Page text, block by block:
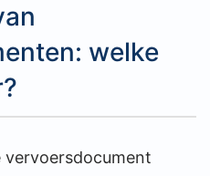
welke
vervoersdocument